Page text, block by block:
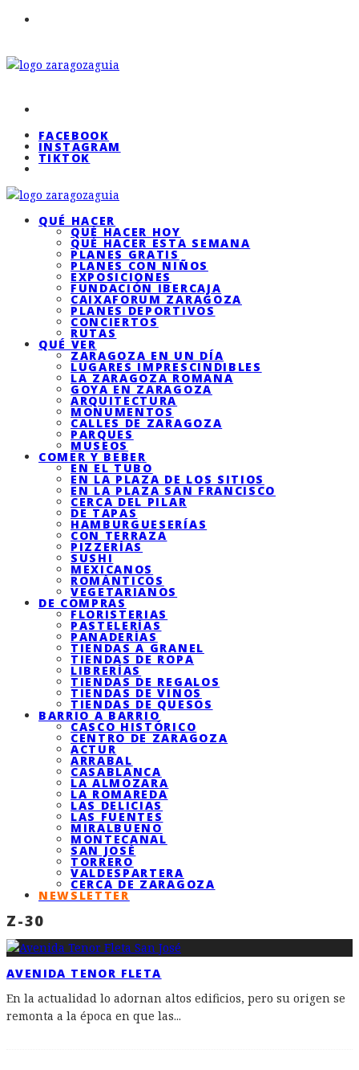
FACEBOOK
INSTAGRAM
TIKTOK
QUÉ HACER
QUÉ HACER HOY
QUÉ HACER ESTA SEMANA
PLANES GRATIS
PLANES CON NIÑOS
EXPOSICIONES
FUNDACIÓN IBERCAJA
CAIXAFORUM ZARAGOZA
PLANES DEPORTIVOS
CONCIERTOS
RUTAS
QUÉ VER
ZARAGOZA EN UN DÍA
LUGARES IMPRESCINDIBLES
LA ZARAGOZA ROMANA
GOYA EN ZARAGOZA
ARQUITECTURA
MONUMENTOS
CALLES DE ZARAGOZA
PARQUES
MUSEOS
COMER Y BEBER
EN EL TUBO
EN LA PLAZA DE LOS SITIOS
EN LA PLAZA SAN FRANCISCO
CERCA DEL PILAR
DE TAPAS
HAMBURGUESERÍAS
CON TERRAZA
PIZZERÍAS
SUSHI
MEXICANOS
ROMÁNTICOS
VEGETARIANOS
DE COMPRAS
FLORISTERIAS
PASTELERÍAS
PANADERÍAS
TIENDAS A GRANEL
TIENDAS DE ROPA
LIBRERÍAS
TIENDAS DE REGALOS
TIENDAS DE VINOS
TIENDAS DE QUESOS
BARRIO A BARRIO
CASCO HISTÓRICO
CENTRO DE ZARAGOZA
ACTUR
ARRABAL
CASABLANCA
LA ALMOZARA
LA ROMAREDA
LAS DELICIAS
LAS FUENTES
MIRALBUENO
MONTECANAL
SAN JOSÉ
TORRERO
VALDESPARTERA
CERCA DE ZARAGOZA
NEWSLETTER
Z-30
AVENIDA TENOR FLETA
En la actualidad lo adornan altos edificios, pero su origen se
remonta a la época en que las...